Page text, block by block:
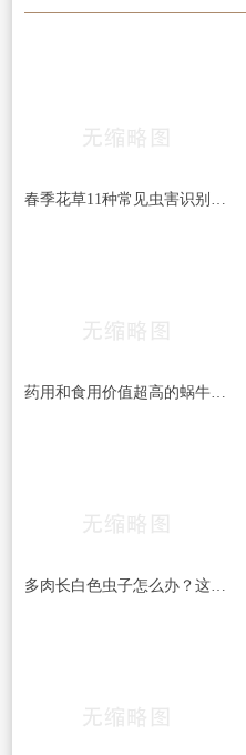
春季花草11种常见虫害识别及病虫害防治方法
药用和食用价值超高的蜗牛 是益虫还是害虫？
多肉长白色虫子怎么办？这6种方法,3天就能一扫而光!